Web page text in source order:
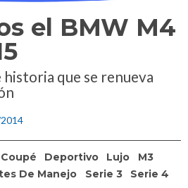
el BMW M4
historia que se renueva
Coupé Deportivo Lujo
M3
De Manejo Serie 3 Serie 4